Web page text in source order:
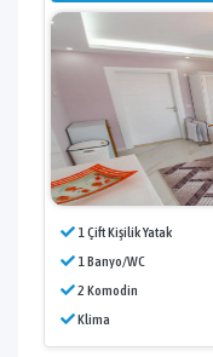
1 Çift Kişilik Yatak
1 Banyo/WC
2 Komodin
Klima